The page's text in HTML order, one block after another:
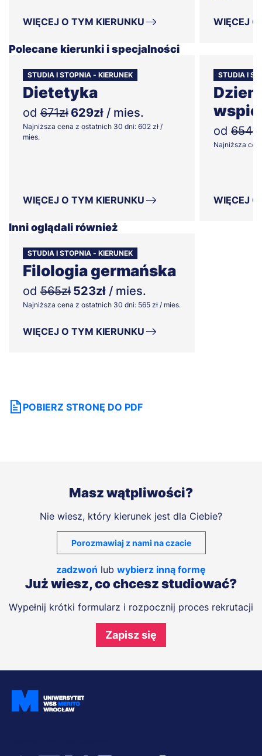
WIĘCEJ O TYM KIERUNKU WIĘCEJ
Polecane kierunki i specjalności
STUDIA I STOPNIA - KIERUNEK
Dietetyka
od 671zł 629zł / mies.
Najniższa cena z ostatnich 30 dni: 602 zł /
mies.
WIĘCEJ O TYM KIERUNKU
STUDIA I
od 654zł
Najniższa
WIĘCEJ
Inni oglądali również
STUDIA I STOPNIA - KIERUNEK
Filologia germańska
od 565zł 523zł / mies.
Najniższa cena z ostatnich 30 dni: 565 zł / mies.
WIĘCEJ O TYM KIERUNKU
POBIERZ STRONĘ DO PDF
Masz wątpliwości?
Nie wiesz, który kierunek jest dla Ciebie?
Porozmawiaj z nami na czacie
zadzwoń lub wybierz inną formę
Już wiesz, co chcesz studiować?
Wypełnij krótki formularz i rozpocznij proces rekrutacji
Zapisz się